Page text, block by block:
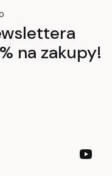
na zakupy!